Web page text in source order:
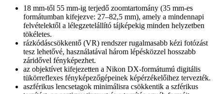
18 mm-től 55 mm-ig terjedő zoomtartomány (35 mm-es
formátumban kifejezve: 27–82,5 mm), amely a mindennapi
felvételektől a lélegzetelállító tájképekig minden helyzetben
tökéletes.
rázkódáscsökkentő (VR) rendszer rugalmasabb kézi fotózást
tesz lehetővé, használatával három lépésközzel hosszabb
záridővel fényképezhet.
az objektívet kifejezetten a Nikon DX-formátumú digitális
tükörreflexes fényképezőgépeinek képérzékelőihez tervezték.
aszférikus lencsetagok minimálisra csökkentik a szférikus